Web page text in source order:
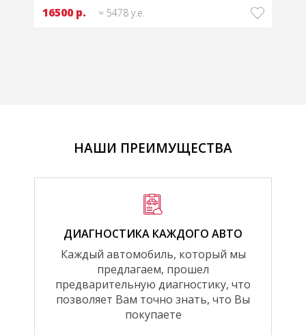
16500 р. ≈ 5478 у.е.
НАШИ ПРЕИМУЩЕСТВА
ДИАГНОСТИКА КАЖДОГО АВТО
Каждый автомобиль, который мы
предлагаем, прошел
предварительную диагностику, что
позволяет Вам точно знать, что Вы
покупаете